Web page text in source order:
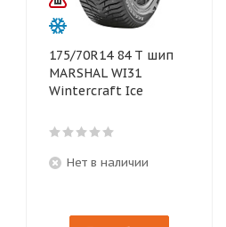
175/70R14 84 T шип
MARSHAL WI31
Wintercraft Ice
Нет в наличии